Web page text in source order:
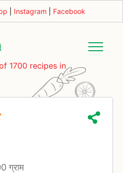
Instagram Facebook
1700 recipes in
ग्राम